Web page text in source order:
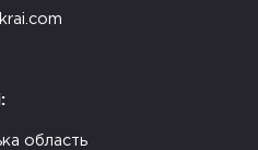
область